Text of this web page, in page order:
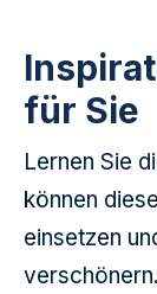
für Sie
Lernen Sie
können
einsetzen
verschönern.